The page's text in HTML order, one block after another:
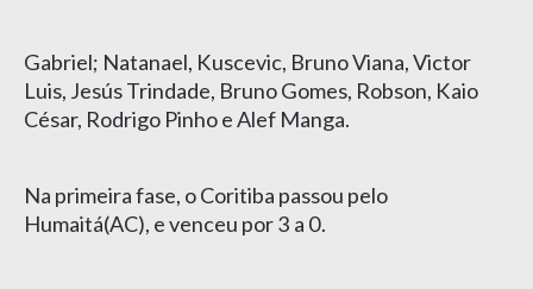
Gabriel; Natanael, Kuscevic, Bruno Viana, Victor
Luis, Jesús Trindade, Bruno Gomes, Robson, Kaio
César, Rodrigo Pinho e Alef Manga.
Na primeira fase, o Coritiba passou pelo
Humaitá(AC), e venceu por 3 a 0.